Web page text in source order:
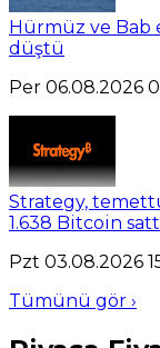
Hürmüz ve Bab
düştü
Per 06.08.2026
Strategy,
1.638 Bitcoin
Pzt 03.08.2026
Tümünü gör ›